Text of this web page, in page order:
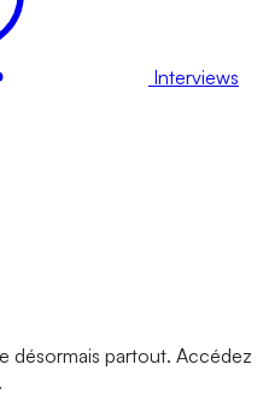
Interviews
désormais partout. Accédez